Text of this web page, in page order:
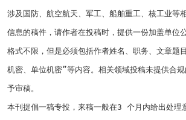
涉及国防、航空航天、军工、船舶重工、核工业等
信息的稿件，请作者在投稿时，提供一份加盖单位
格式不限，但是必须包括作者姓名、职务、文章题
机密、单位机密”等内容。相关领域投稿未提供合
予审稿。
本刊提倡一稿专投，来稿一般在3 个月内给出处理